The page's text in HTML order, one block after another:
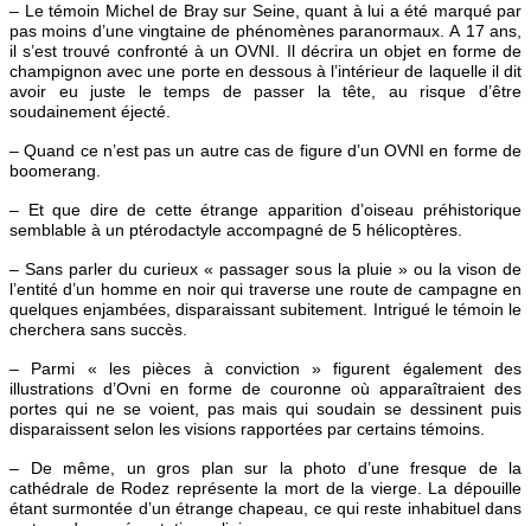
– Le témoin Michel de Bray sur Seine, quant à lui a été marqué par
pas moins d’une vingtaine de phénomènes paranormaux. A 17 ans,
il s’est trouvé confronté à un OVNI. Il décrira un objet en forme de
champignon avec une porte en dessous à l’intérieur de laquelle il dit
avoir eu juste le temps de passer la tête, au risque d’être
soudainement éjecté.
– Quand ce n’est pas un autre cas de figure d’un OVNI en forme de
boomerang.
– Et que dire de cette étrange apparition d’oiseau préhistorique
semblable à un ptérodactyle accompagné de 5 hélicoptères.
– Sans parler du curieux « passager sous la pluie » ou la vison de
l’entité d’un homme en noir qui traverse une route de campagne en
quelques enjambées, disparaissant subitement. Intrigué le témoin le
cherchera sans succès.
– Parmi « les pièces à conviction » figurent également des
illustrations d’Ovni en forme de couronne où apparaîtraient des
portes qui ne se voient, pas mais qui soudain se dessinent puis
disparaissent selon les visions rapportées par certains témoins.
– De même, un gros plan sur la photo d’une fresque de la
cathédrale de Rodez représente la mort de la vierge. La dépouille
étant surmontée d’un étrange chapeau, ce qui reste inhabituel dans